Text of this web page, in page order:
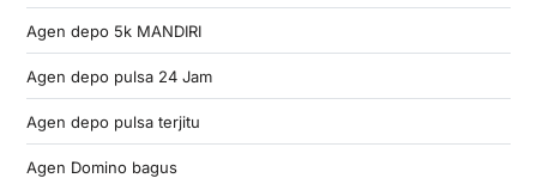
Agen depo 5k MANDIRI
Agen depo pulsa 24 Jam
Agen depo pulsa terjitu
Agen Domino bagus